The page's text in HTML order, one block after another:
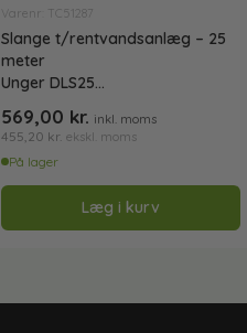
Varenr: TC51287
Slange t/rentvandsanlæg – 25
meter
Unger DLS25
569,00 kr. inkl. moms
455,20 kr. ekskl. moms
På lager
Læg i kurv